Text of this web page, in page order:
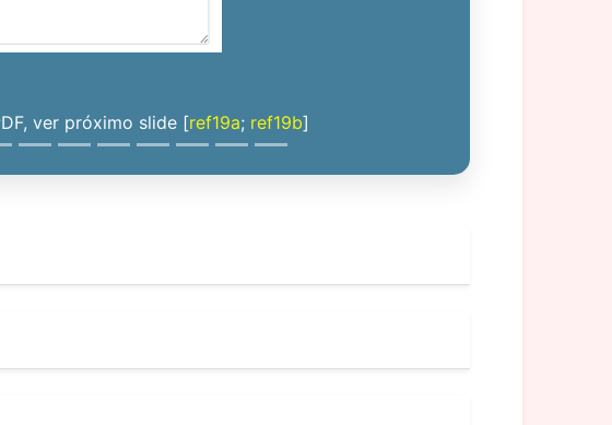
ver próximo slide [ref19a; ref19b]